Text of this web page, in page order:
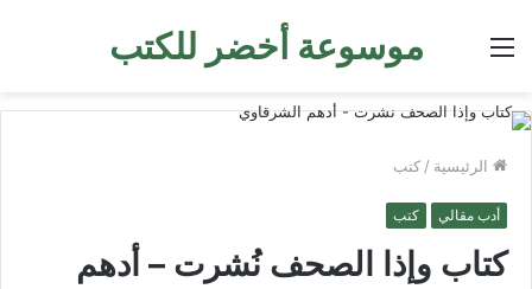
موسوعة أخضر للكتب القائمة
الرئيسية / كتب
أدب مقالي كتب
كتاب وإذا الصحف نُشرت – أدهم